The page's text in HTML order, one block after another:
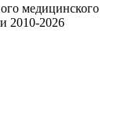
медицинского
2010-2026